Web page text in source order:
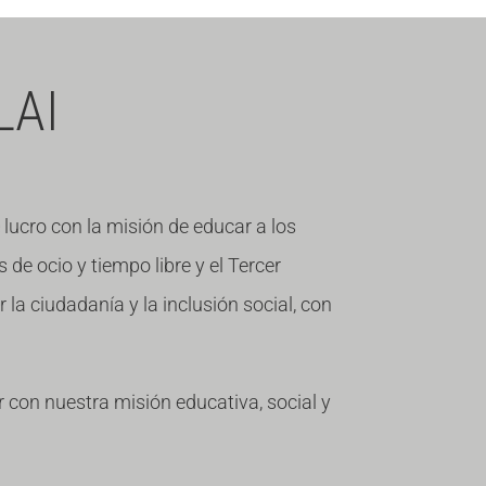
con la misión de educar a los
de ocio y tiempo libre y el Tercer
ciudadanía y la inclusión social, con
con nuestra misión educativa, social y